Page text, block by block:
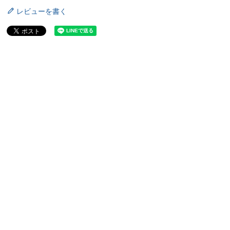
レビューを書く